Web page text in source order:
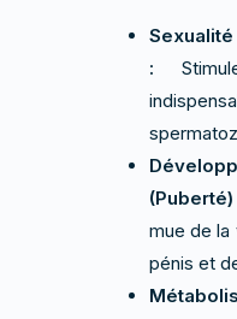
:
mue de la
pénis et